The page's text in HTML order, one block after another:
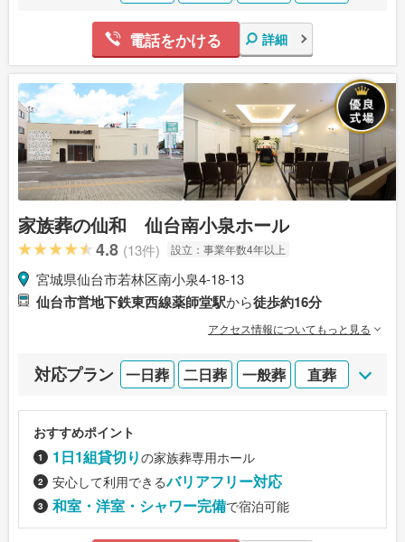
電話をかける 詳細
家族葬の仙和 仙台南小泉ホール
4.8 (13件) 設立： 事業年数4年以上
宮城県仙台市若林区南小泉4-18-13
仙台市営地下鉄東西線薬師堂駅から徒歩約16分
アクセス情報についてもっと見る
対応プラン 一日葬 二日葬 一般葬 直葬
おすすめポイント
1日1組貸切りの家族葬専用ホール
安心して利用できるバリアフリー対応
和室・洋室・シャワー完備で宿泊可能